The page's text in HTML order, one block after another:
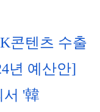
콘텐츠 수출
년 예산안]
서 '韓